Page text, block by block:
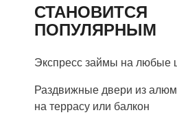
СТАНОВИТСЯ
ПОПУЛЯРНЫМ
Экспресс займы на любые
Раздвижные двери из
на террасу или балкон